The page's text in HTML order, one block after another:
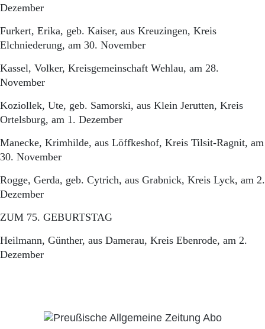
Dezember
Furkert, Erika, geb. Kaiser, aus Kreuzingen, Kreis
Elchniederung, am 30. November
Kassel, Volker, Kreisgemeinschaft Wehlau, am 28.
November
Koziollek, Ute, geb. Samorski, aus Klein Jerutten, Kreis
Ortelsburg, am 1. Dezember
Manecke, Krimhilde, aus Löffkeshof, Kreis Tilsit-Ragnit, am
30. November
Rogge, Gerda, geb. Cytrich, aus Grabnick, Kreis Lyck, am 2.
Dezember
ZUM 75. GEBURTSTAG
Heilmann, Günther, aus Damerau, Kreis Ebenrode, am 2.
Dezember